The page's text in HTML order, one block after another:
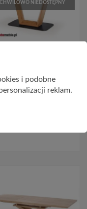
CHWILOWO NIEDOSTĘPNY
2 089,00 zł
i podobne
reklam.